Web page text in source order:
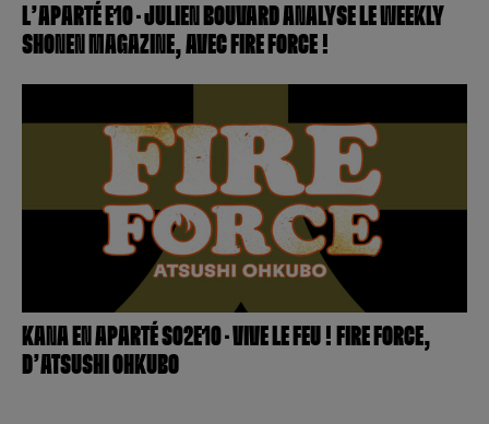
L’APARTÉ E10 – JULIEN BOUVARD ANALYSE LE WEEKLY
SHONEN MAGAZINE, AVEC FIRE FORCE !
KANA EN APARTÉ S02E10 – VIVE LE FEU ! FIRE FORCE,
D’ATSUSHI OHKUBO